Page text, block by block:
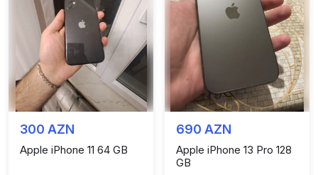
300 AZN
Apple iPhone 11 64 GB
690 AZN
Apple iPhone 13 Pro 128
GB